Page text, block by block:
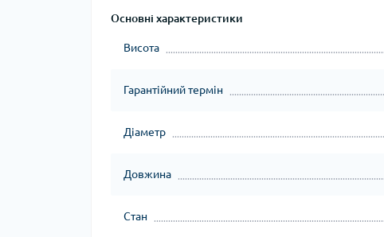
Основні характеристики
Висота
Гарантійний термін
Діаметр
Довжина
Стан